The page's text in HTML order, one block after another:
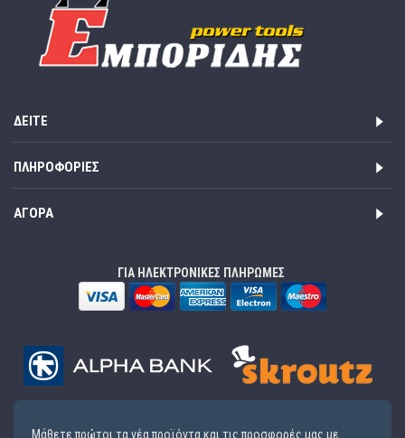
ΔΕΊΤΕ
ΠΛΗΡΟΦΟΡΊΕΣ
ΑΓΟΡΆ
ΓΙΑ ΗΛΕΚΤΡΟΝΙΚΕΣ ΠΛΗΡΩΜΕΣ
Μάθετε πρώτοι τα νέα προϊόντα και τις προσφορές μας με